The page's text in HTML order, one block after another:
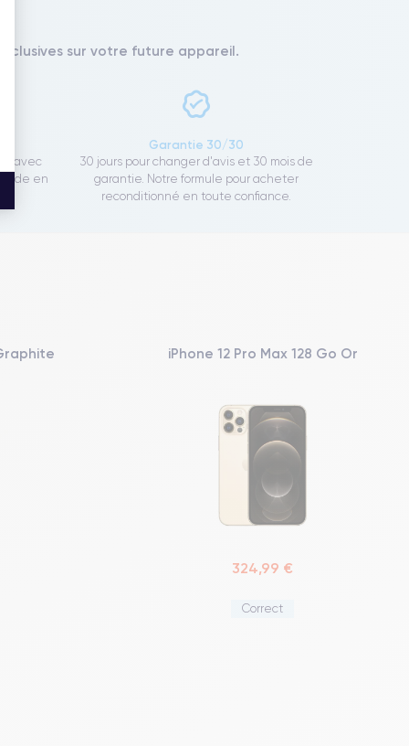
sur votre future appareil.
avec
en
Garantie 30/30
30 jours pour changer d'avis et 30 mois de
garantie. Notre formule pour acheter
reconditionné en toute confiance.
iPhone 12 Pro Max 128 Go Or
324,99 €
Correct